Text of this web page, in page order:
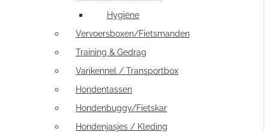
Hygiëne
Vervoersboxen/Fietsmanden
Training & Gedrag
Varikennel / Transportbox
Hondentassen
Hondenbuggy/Fietskar
Hondenjasjes / Kleding